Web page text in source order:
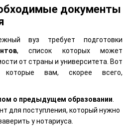
документы
вуз требует подготовки
, список которых может
от страны и университета. Вот
которые вам, скорее всего,
о предыдущем образовании.
для поступления, который нужно
у нотариуса.